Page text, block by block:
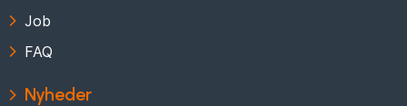
Job
FAQ
Nyheder